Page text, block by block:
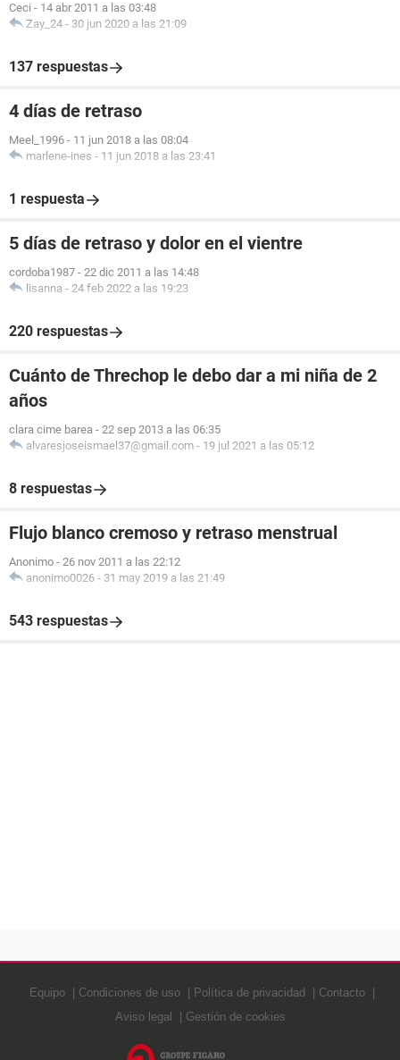
Ceci - 14 abr 2011 a las 03:48
Zay_24 - 30 jun 2020 a las 21:09
137 respuestas
4 días de retraso
Meel_1996 - 11 jun 2018 a las 08:04
marlene-ines - 11 jun 2018 a las 23:41
1 respuesta
5 días de retraso y dolor en el vientre
cordoba1987 - 22 dic 2011 a las 14:48
lisanna - 24 feb 2022 a las 19:23
220 respuestas
Cuánto de Threchop le debo dar a mi niña de 2
años
clara cime barea - 22 sep 2013 a las 06:35
alvaresjoseismael37@gmail.com - 19 jul 2021 a las 05:12
8 respuestas
Flujo blanco cremoso y retraso menstrual
Anonimo - 26 nov 2011 a las 22:12
anonimo0026 - 31 may 2019 a las 21:49
543 respuestas
Equipo Condiciones de uso Política de privacidad
Contacto
Aviso legal
Gestión de cookies